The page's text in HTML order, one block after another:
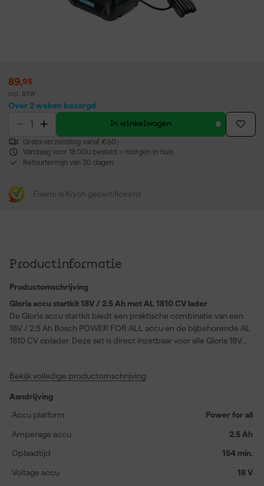
89,95
incl. BTW
Over 2 weken bezorgd
In winkelwagen
Gratis verzending vanaf €50,-
Vandaag voor 18:00u besteld = morgen in huis
Retourtermijn van 30 dagen
Fixami is Kiyoh gecertificeerd
Productinformatie
Productomschrijving
Gloria accu startkit 18V / 2.5 Ah met AL 1810 CV lader
De Gloria accu startkit biedt een praktische combinatie van een
18V / 2,5 Ah Bosch POWER FOR ALL accu en de bijbehorende AL
1810 CV oplader. Deze set is direct inzetbaar voor alle Gloria 18V
POWER FOR ALL Alliance zijn compatibel, wat de set extra
voldoende is voor klussen met een normaal werkritme. Dankzij
deze kit ben je verzekerd van een betrouwbare
onderhoudsklussen.
Bekijk volledige productomschrijving
Aandrijving
Accu platform
Power for all
Amperage accu 2.5 Ah
Oplaadtijd 154 min.
Voltage accu 18 V